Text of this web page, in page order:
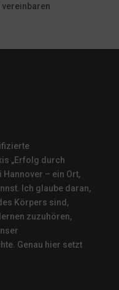
„Erfolg durch
Hannover – ein Ort,
Ich glaube daran,
Körpers sind,
zuzuhören,
Genau hier setzt